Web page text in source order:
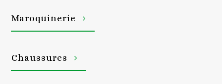
Maroquinerie
Chaussures